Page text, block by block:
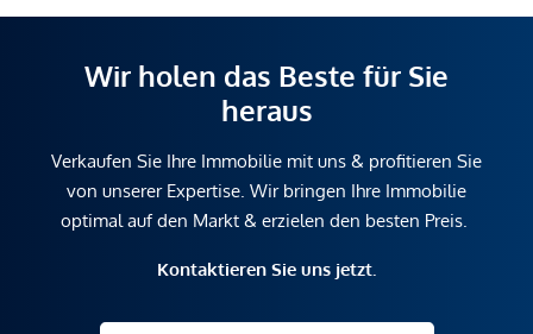
Wir holen das Beste für Sie
heraus
Verkaufen Sie Ihre Immobilie mit uns & profitieren Sie
von unserer Expertise. Wir bringen Ihre Immobilie
optimal auf den Markt & erzielen den besten Preis.
Kontaktieren Sie uns jetzt.